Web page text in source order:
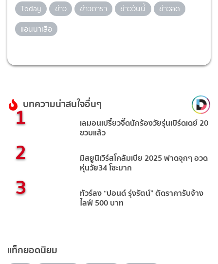
Today
ข่าว ข่าวดารา ข่าววันนี้
ข่าวสด
แอนนาเสือ
บทความน่าสนใจอื่นๆ
1 เลมอนเปรี้ยวจี๊ดนักร้องวัยรุ่นเบิร์ดเดย์ 20
ขวบแล้ว
2 มิสยูนิเวิร์สโคลัมเบีย 2025 ฟาดจุกๆ อวด
หุ่นวัย34 โซะมาก
3 ทัวร์ลง “ปอนด์ รุ่งรัตน์” ตัดราคารับจ้าง
ไลฟ์ 500 บาท
แท็กยอดนิยม